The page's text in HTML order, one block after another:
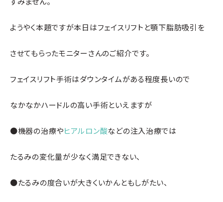
ようやく本題ですが本日はフェイスリフトと顎下脂肪吸引を
させてもらったモニターさんのご紹介です。
フェイスリフト手術はダウンタイムがある程度長いので
なかなかハードルの高い手術といえますが
●機器の治療やヒアルロン酸などの注入治療では
たるみの変化量が少なく満足できない、
●たるみの度合いが大きくいかんともしがたい、